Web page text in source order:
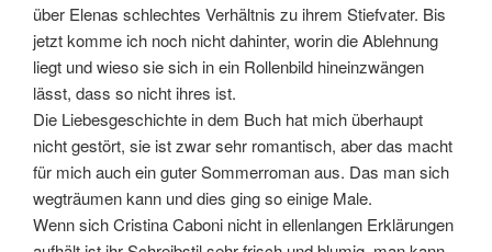
über Elenas schlechtes Verhältnis zu ihrem Stiefvater. Bis
jetzt komme ich noch nicht dahinter, worin die Ablehnung
liegt und wieso sie sich in ein Rollenbild hineinzwängen
lässt, dass so nicht ihres ist.
Die Liebesgeschichte in dem Buch hat mich überhaupt
nicht gestört, sie ist zwar sehr romantisch, aber das macht
für mich auch ein guter Sommerroman aus. Das man sich
wegträumen kann und dies ging so einige Male.
Wenn sich Cristina Caboni nicht in ellenlangen Erklärungen